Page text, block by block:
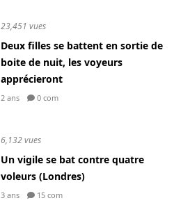
23,451 vues
Deux filles se battent en sortie de
boite de nuit, les voyeurs
apprécieront
2 ans 0 com
6,132 vues
Un vigile se bat contre quatre
voleurs (Londres)
3 ans 15 com